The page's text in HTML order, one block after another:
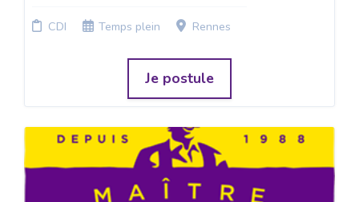
CDI Temps plein Rennes
Je postule